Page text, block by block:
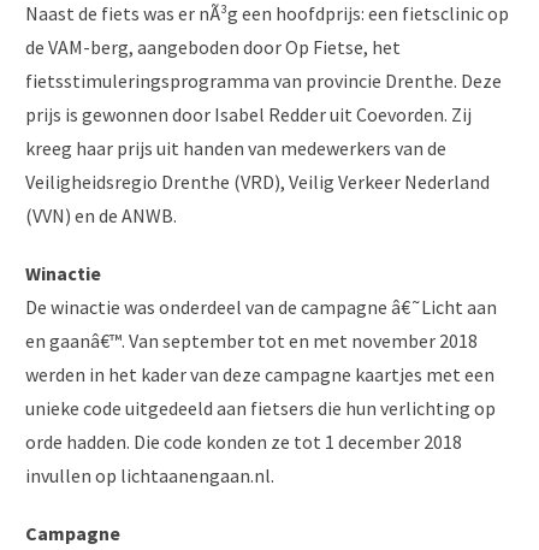
Naast de fiets was er nÃ³g een hoofdprijs: een fietsclinic op
de VAM-berg, aangeboden door Op Fietse, het
fietsstimuleringsprogramma van provincie Drenthe. Deze
prijs is gewonnen door Isabel Redder uit Coevorden. Zij
kreeg haar prijs uit handen van medewerkers van de
Veiligheidsregio Drenthe (VRD), Veilig Verkeer Nederland
(VVN) en de ANWB.
Winactie
De winactie was onderdeel van de campagne â€˜Licht aan
en gaanâ€™. Van september tot en met november 2018
werden in het kader van deze campagne kaartjes met een
unieke code uitgedeeld aan fietsers die hun verlichting op
orde hadden. Die code konden ze tot 1 december 2018
invullen op lichtaanengaan.nl.
Campagne